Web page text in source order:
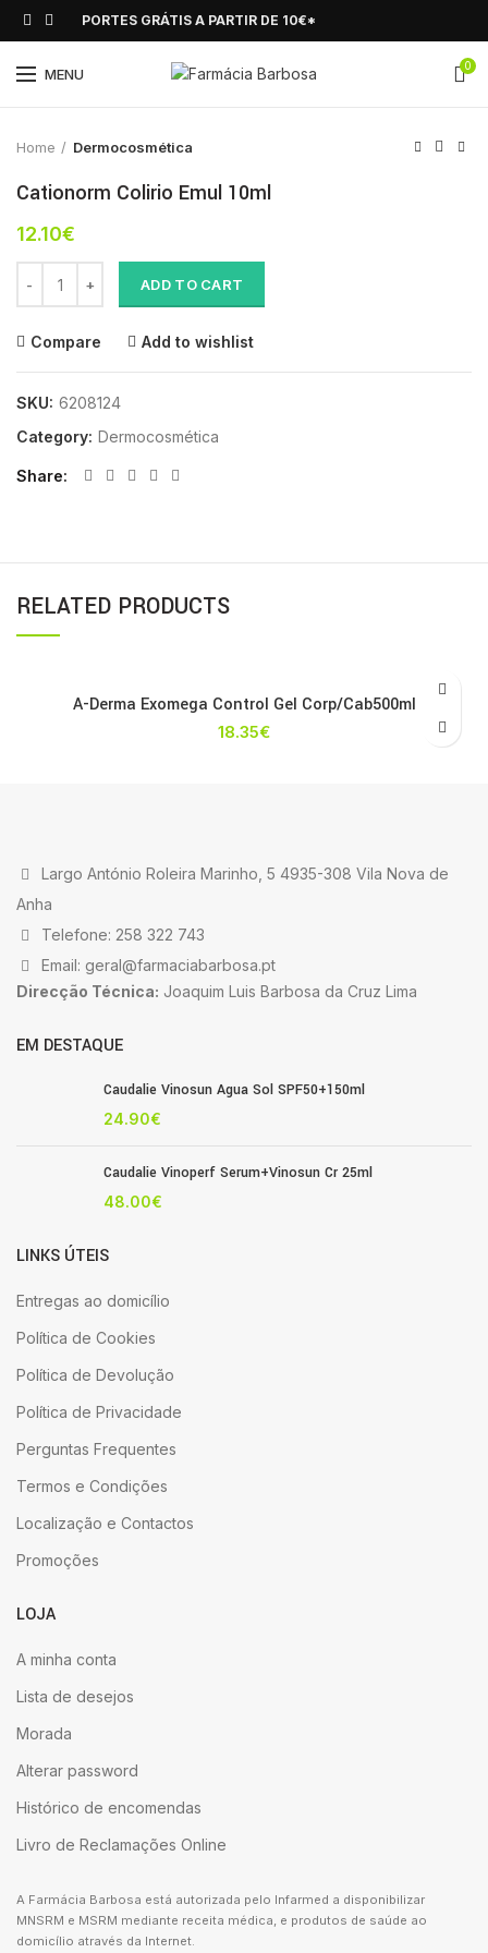
PORTES GRÁTIS A PARTIR DE 10€*
MENU 0
Click to enlarge
Home Dermocosmética
Cationorm Colirio Emul 10ml
12.10€
ADD TO CART
Compare Add to wishlist
SKU: 6208124
Category: Dermocosmética
Share
RELATED PRODUCTS
A-Derma Exomega Control Gel Corp/Cab500ml
18.35€
Largo António Roleira Marinho, 5 4935-308 Vila Nova de
Anha
Telefone: 258 322 743
Email: geral@farmaciabarbosa.pt
Direcção Técnica: Joaquim Luis Barbosa da Cruz Lima
EM DESTAQUE
Caudalie Vinosun Agua Sol SPF50+150ml
24.90€
Caudalie Vinoperf Serum+Vinosun Cr 25ml
48.00€
LINKS ÚTEIS
Entregas ao domicílio
Política de Cookies
Política de Devolução
Política de Privacidade
Perguntas Frequentes
Termos e Condições
Localização e Contactos
Promoções
LOJA
A minha conta
Lista de desejos
Morada
Alterar password
Histórico de encomendas
Livro de Reclamações Online
A Farmácia Barbosa está autorizada pelo Infarmed a disponibilizar
MNSRM e MSRM mediante receita médica, e produtos de saúde ao
domicílio através da Internet.